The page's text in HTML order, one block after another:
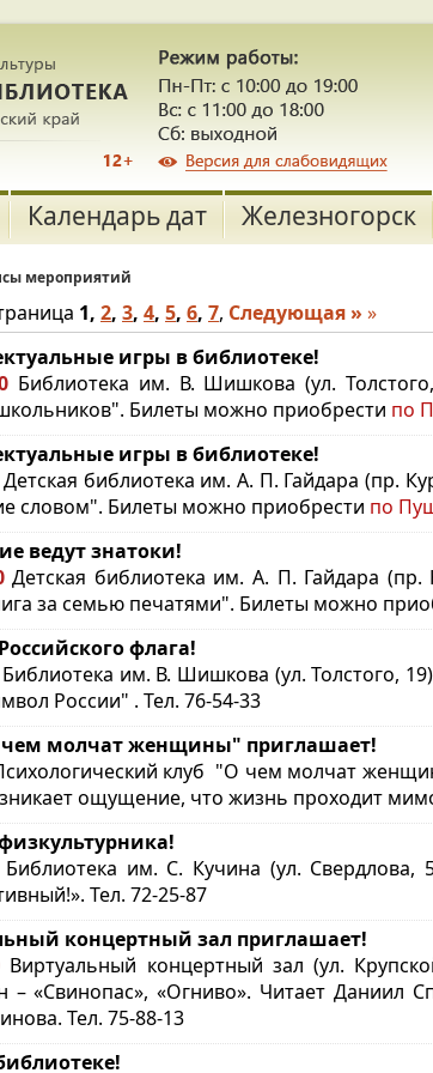
Календарь дат Железногорск
мероприятий
1, 2, 3, 4, 5, 6, 7, Следующая » »
игры в библиотеке!
Библиотека им. В. Шишкова (ул.
Билеты можно приобрести по
игры в библиотеке!
Детская библиотека им. А. П. Гайдара (пр.
словом". Билеты можно приобрести по
ведут знатоки!
Детская библиотека им. А. П. Гайдара (пр.
за семью печатями". Билеты можно
флага!
Библиотека им. В. Шишкова (ул. Толстого,
России" . Тел. 76-54-33
чем молчат женщины" приглашает!
клуб "О чем молчат
ощущение, что жизнь проходит
Библиотека им. С. Кучина (ул. Свердлова,
Тел. 72-25-87
концертный зал приглашает!
Виртуальный концертный зал (ул.
– «Свинопас», «Огниво». Читает Даниил
Тел. 75-88-13